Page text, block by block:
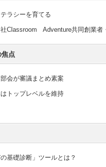
ラシーを育てる
社Classroom Adventure共同創業者
焦点
会が審議まとめ素案
トップレベルを維持
基礎診断」ツールとは？